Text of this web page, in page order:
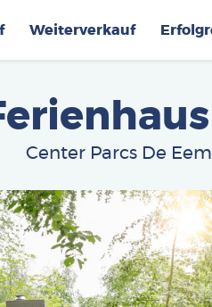
Weiterverkauf
Center Parcs De